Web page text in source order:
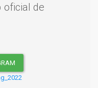
oficial de